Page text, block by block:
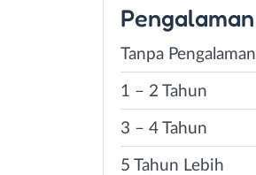
Pengalaman
Tanpa Pengalaman
1 – 2 Tahun
3 – 4 Tahun
5 Tahun Lebih